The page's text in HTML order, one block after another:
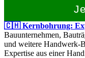
🇨🇭 Kernbohrung:
Bauunternehmen,
und weitere Handwerk-
Expertise aus einer